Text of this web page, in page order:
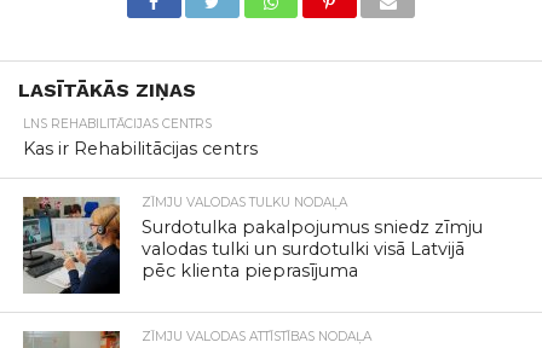
LASĪTĀKĀS ZIŅAS
LNS REHABILITĀCIJAS CENTRS
Kas ir Rehabilitācijas centrs
ZĪMJU VALODAS TULKU NODAĻA
Surdotulka pakalpojumus sniedz zīmju
valodas tulki un surdotulki visā Latvijā
pēc klienta pieprasījuma
ZĪMJU VALODAS ATTĪSTĪBAS NODAĻA